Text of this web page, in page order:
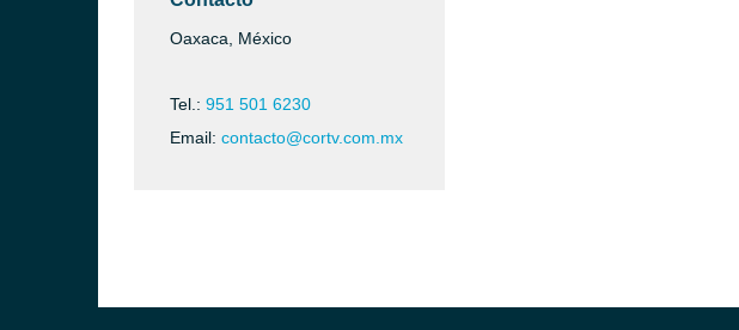
Oaxaca, México
Tel.: 951 501 6230
Email: contacto@cortv.com.mx